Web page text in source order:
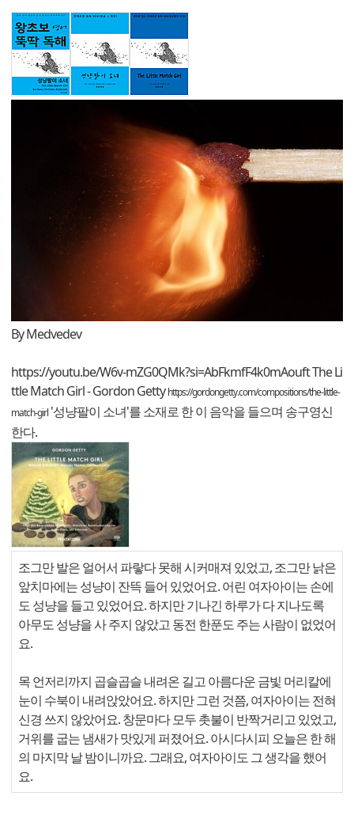
By Medvedev
https://youtu.be/W6v-mZG0QMk?si=AbFkmfF4k0mAouftThe Li
ttle Match Girl - Gordon Gettyhttps://gordongetty.com/compositions/the-little-
match-girl '성냥팔이 소녀'를 소재로 한 이 음악을 들으며 송구영신
한다.
조그만 발은 얼어서 파랗다 못해 시커매져 있었고, 조그만 낡은
앞치마에는 성냥이 잔뜩 들어 있었어요. 어린 여자아이는 손에
도 성냥을 들고 있었어요. 하지만 기나긴 하루가 다 지나도록
아무도 성냥을 사 주지 않았고 동전 한푼도 주는 사람이 없었어
요.
목 언저리까지 곱슬곱슬 내려온 길고 아름다운 금빛 머리칼에
눈이 수북이 내려앉았어요. 하지만 그런 것쯤, 여자아이는 전혀
신경 쓰지 않았어요. 창문마다 모두 촛불이 반짝거리고 있었고,
거위를 굽는 냄새가 맛있게 퍼졌어요. 아시다시피 오늘은 한 해
의 마지막 날 밤이니까요. 그래요, 여자아이도 그 생각을 했어
요.